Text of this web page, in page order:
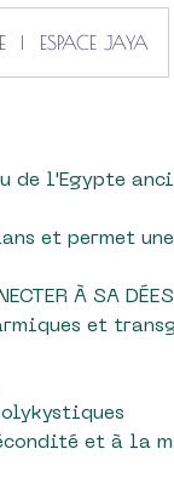
| ESPACE JAYA
de l'Egypte
et permet
À SA
et
et à la